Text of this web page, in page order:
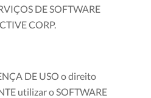
DE SOFTWARE
CORP.
DE USO o direito
utilizar o SOFTWARE